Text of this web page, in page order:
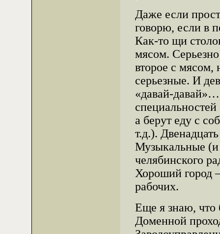
Даже если
говорю, если в
Как-то щи
мясом.
второе с мясом,
серьезные. И
«давай-
а берут еду с
т.д.).
Музыкальные
челябинского
Хороший город
рабочих.
Еще я знаю, что
Доменной